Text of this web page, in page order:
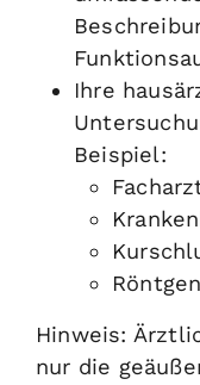
Ihre
Beispiel:
Hinweis:
nur die